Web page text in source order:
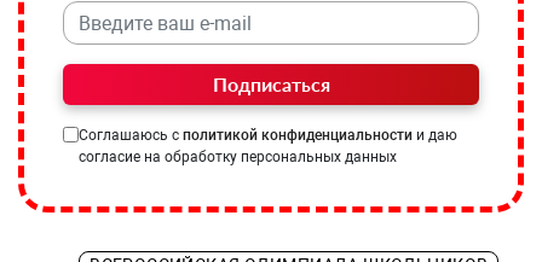
Подписаться
Соглашаюсь с политикой конфиденциальности и даю
согласие на обработку персональных данных